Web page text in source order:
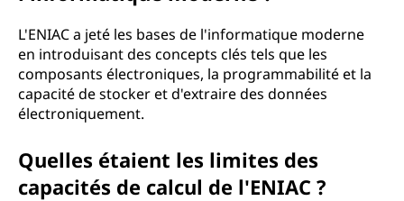
L'ENIAC a jeté les bases de l'informatique moderne
en introduisant des concepts clés tels que les
composants électroniques, la programmabilité et la
capacité de stocker et d'extraire des données
électroniquement.
Quelles étaient les limites des
capacités de calcul de l'ENIAC ?